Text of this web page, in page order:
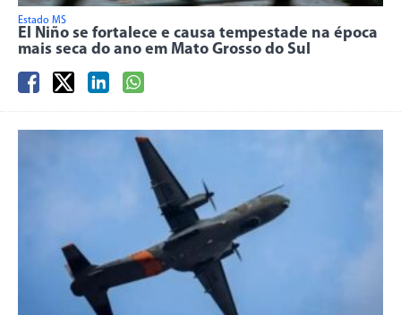
Estado MS
El Niño se fortalece e causa tempestade na época
mais seca do ano em Mato Grosso do Sul